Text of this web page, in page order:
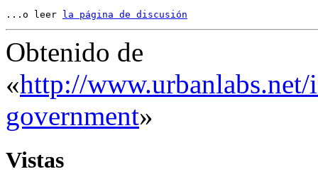
...o leer la página de discusión
Obtenido de
«http://
government»
Vistas